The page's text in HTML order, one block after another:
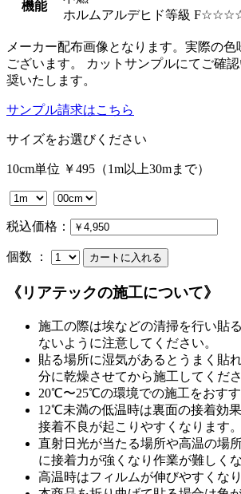
機能
ホルムアルデヒド等級
メーカー配布画像となります。実際の
ございます。 カットサンプルにてご確
奨いたします。
サンプル請求はこちら
サイズをお選びください
10cm単位 ￥495（1m以上30mまで）
税込価格：
個数 ：
《リアテックの施工について》
施工の際は埃などの清掃を行い貼
ないように注意してください。
貼る場所に湿気があるとうまく貼
分に乾燥させてから施工してくださ
20℃〜25℃の環境での施工をおすす
12℃未満の低温時は裏面の接着効
接着不良が起こりやすくなります。
直射日光が当たる場所や高温の場
に接着力が強くなり作業が難しくな
高温時はフィルムが伸びやすくなり